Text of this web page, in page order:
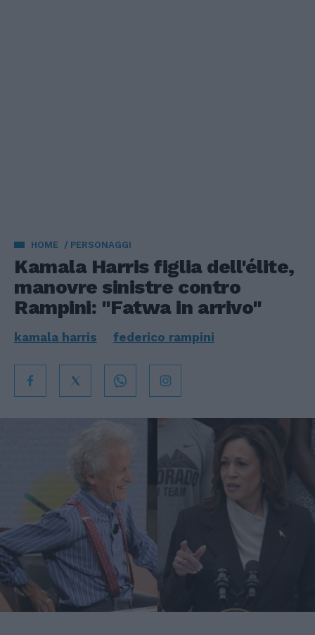
HOME PERSONAGGI
Kamala Harris figlia dell'élite,
manovre sinistre contro
Rampini: "Fatwa in arrivo"
kamala harris federico rampini